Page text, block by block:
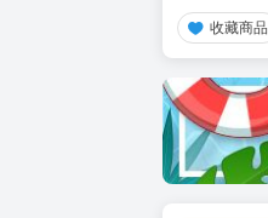
收藏商品